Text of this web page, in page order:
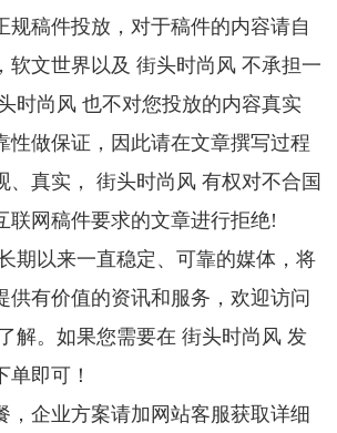
规稿件投放，对于稿件的内容请自
软文世界以及 街头时尚风 不承担一
时尚风 也不对您投放的内容真实
性做保证，因此请在文章撰写过程
、真实， 街头时尚风 有权对不合国
联网稿件要求的文章进行拒绝!
期以来一直稳定、可靠的媒体，将
供有价值的资讯和服务，欢迎访问
解。如果您需要在 街头时尚风 发
即可！
，企业方案请加网站客服获取详细